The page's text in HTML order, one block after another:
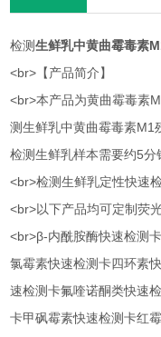
检测生鲜乳中黄曲霉毒素
<br>【产品简介】
<br>本产品为黄曲霉毒素
测生鲜乳中黄曲霉毒素M1
检测生鲜乳样本需要约5分
<br>检测生鲜乳定性快速
<br>以下产品均可定制荧
<br>β-内酰胺酶快速检测
氯霉素快速检测卡四环素
速检测卡氟喹诺酮类快速
卡甲砜霉素快速检测卡红